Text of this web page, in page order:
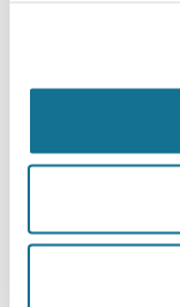
nueva
sombras en el
las pacientes
del implante
fácilmente
en la parte
en las secciones